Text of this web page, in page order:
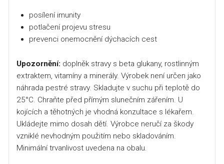
posílení imunity
potlačení projevu stresu
prevenci onemocnění dýchacích cest
Upozornění: doplněk stravy s beta glukany, rostlinným
extraktem, vitamíny a minerály. Výrobek není určen jako
náhrada pestré stravy. Skladujte v suchu při teplotě do
25°C. Chraňte před přímým slunečním zářením. U
kojících a těhotných je vhodná konzultace s lékařem.
Ukládejte mimo dosah dětí. Výrobce neručí za škody
vzniklé nevhodným použitím nebo skladováním.
Minimální trvanlivost uvedena na obalu.